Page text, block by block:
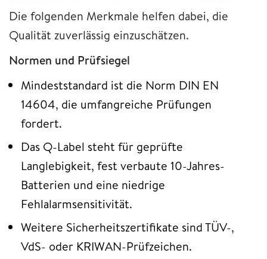
Die folgenden Merkmale helfen dabei, die
Qualität zuverlässig einzuschätzen.
Normen und Prüfsiegel
Mindeststandard ist die Norm DIN EN
14604, die umfangreiche Prüfungen
fordert.
Das Q-Label steht für geprüfte
Langlebigkeit, fest verbaute 10-Jahres-
Batterien und eine niedrige
Fehlalarmsensitivität.
Weitere Sicherheitszertifikate sind TÜV-,
VdS- oder KRIWAN-Prüfzeichen.